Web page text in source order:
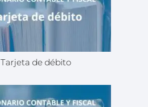
Tarjeta de débito